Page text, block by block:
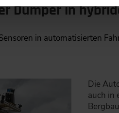
Dumper in
in automatisierten
Die
auch in